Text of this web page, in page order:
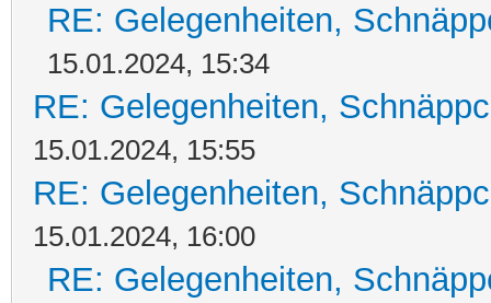
RE: Gelegenheiten,
15.01.2024, 15:34
RE: Gelegenheiten,
15.01.2024, 15:55
RE: Gelegenheiten,
15.01.2024, 16:00
RE: Gelegenheiten,